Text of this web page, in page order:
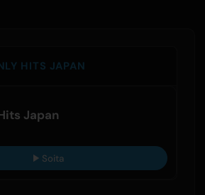
HITS JAPAN
Japan
Soita